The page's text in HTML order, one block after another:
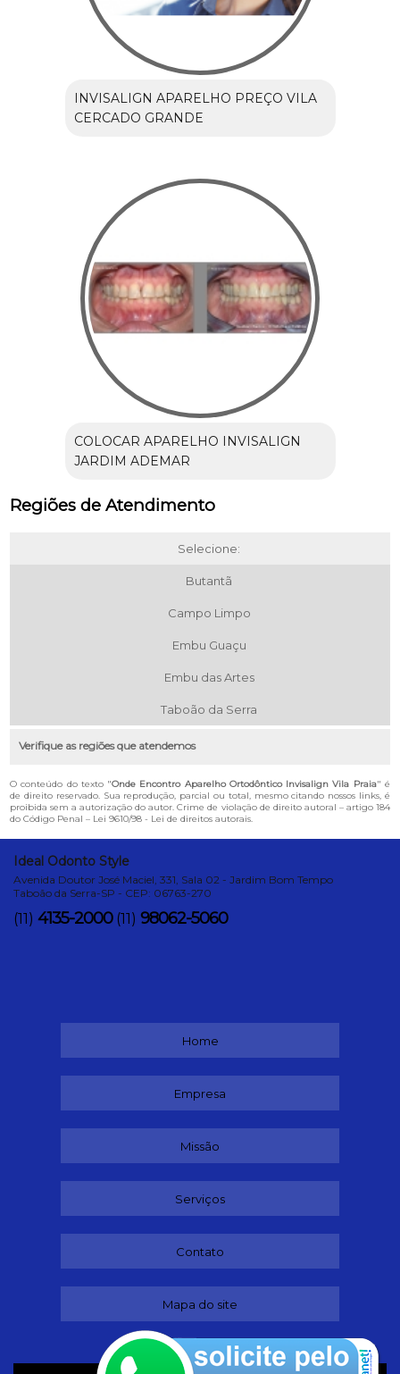
INVISALIGN APARELHO PREÇO VILA
CERCADO GRANDE
COLOCAR APARELHO INVISALIGN
JARDIM ADEMAR
Regiões de Atendimento
Selecione:
Butantã
Campo Limpo
Embu Guaçu
Embu das Artes
Taboão da Serra
Verifique as regiões que atendemos
O conteúdo do texto "Onde Encontro Aparelho Ortodôntico Invisalign Vila Praia" é
de direito reservado. Sua reprodução, parcial ou total, mesmo citando nossos links, é
proibida sem a autorização do autor. Crime de violação de direito autoral – artigo 184
do Código Penal – Lei 9610/98 - Lei de direitos autorais.
Ideal Odonto Style
Avenida Doutor José Maciel, 331, Sala 02 - Jardim Bom Tempo
Taboão da Serra-SP - CEP: 06763-270
(11) 4135-2000 (11) 98062-5060
Home
Empresa
Missão
Serviços
Contato
Mapa do site